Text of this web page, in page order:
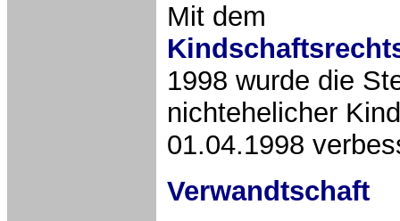
Mit dem
1998 wurde die
nichtehelicher
01.04.1998
Verwandtschaft